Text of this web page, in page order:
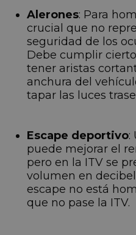
Alerones: Para
crucial que no
seguridad de los
Debe cumplir
tener aristas
anchura del
tapar las luces
Escape deportivo:
puede mejorar el
pero en la ITV se
volumen en
escape no está
que no pase la ITV.